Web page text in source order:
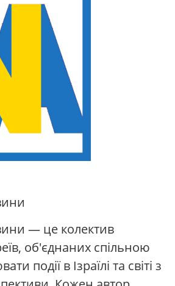
— це колектив
об'єднаних спільною
події в Ізраїлі та світі з